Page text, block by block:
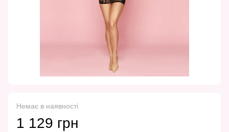
Немає в наявності
1 129 грн